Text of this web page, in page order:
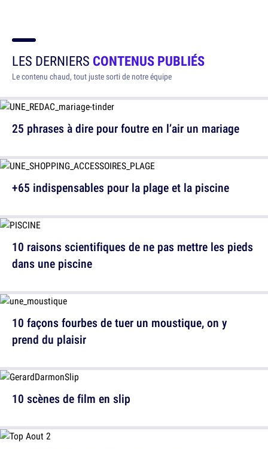
LES DERNIERS CONTENUS PUBLIÉS
Le contenu chaud, tout juste sorti de notre équipe
25 phrases à dire pour foutre en l’air un mariage
10 raisons scientifiques de ne pas mettre les pieds
dans une piscine
10 scènes de film en slip
+65 indispensables pour la plage et la piscine
10 façons fourbes de tuer un moustique, on y
prend du plaisir